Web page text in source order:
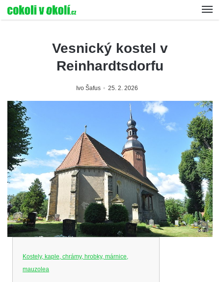
Vesnický kostel v
Reinhardtsdorfu
Ivo Šafus 25. 2. 2026
Kostely, kaple, chrámy, hrobky, márnice,
mauzolea